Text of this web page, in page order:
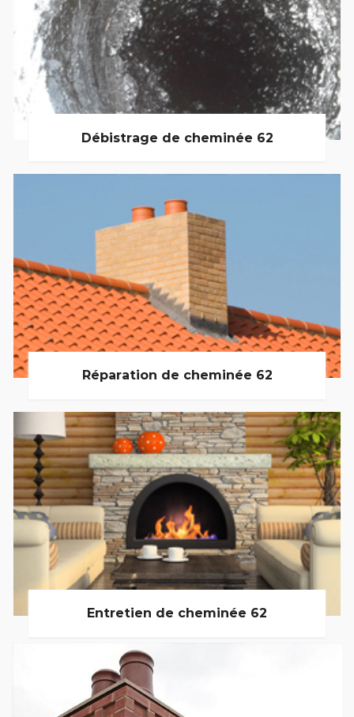
Débistrage de cheminée 62
Réparation de cheminée 62
Entretien de cheminée 62